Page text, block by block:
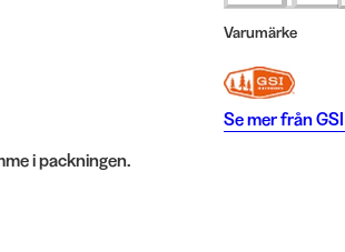
i packningen.
Varumärke
Se mer från